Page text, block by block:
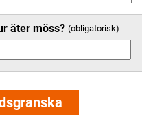
äter möss?